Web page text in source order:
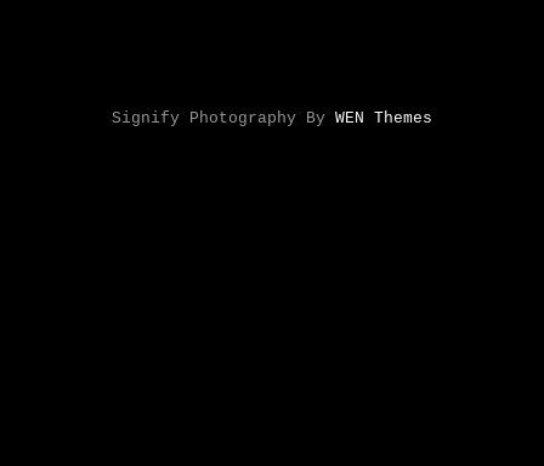
Signify Photography By WEN Themes